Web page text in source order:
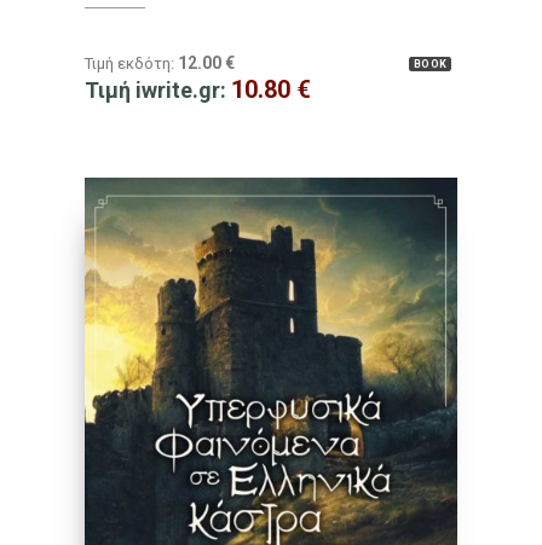
BOOK
Τιμή εκδότη: 12.00 €
Τιμή iwrite.gr: 10.80 €